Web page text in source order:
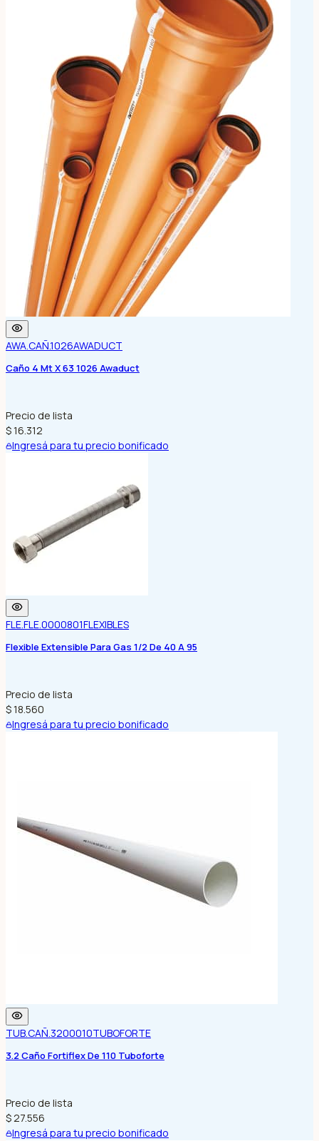
AWA.CAÑ.1026AWADUCT
Caño 4 Mt X 63 1026 Awaduct
Precio de lista
$ 16.312
Ingresá para tu precio bonificado
FLE.FLE.0000801FLEXIBLES
Flexible Extensible Para Gas 1/2 De 40 A 95
Precio de lista
$ 18.560
Ingresá para tu precio bonificado
TUB.CAÑ.3200010TUBOFORTE
3.2 Caño Fortiflex De 110 Tuboforte
Precio de lista
$ 27.556
Ingresá para tu precio bonificado